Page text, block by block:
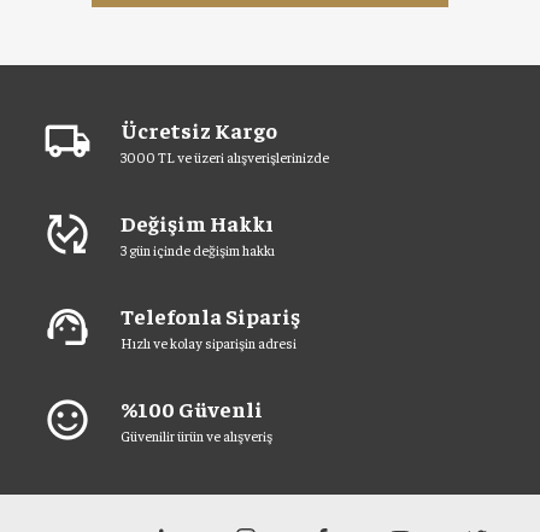
local_shipping Ücretsiz Kargo
3000 TL ve üzeri alışverişlerinizde
published_with_changes Değişim Hakkı
3 gün içinde değişim hakkı
support_agent Telefonla Sipariş
Hızlı ve kolay siparişin adresi
sentiment_satisfied %100 Güvenli
Güvenilir ürün ve alışveriş